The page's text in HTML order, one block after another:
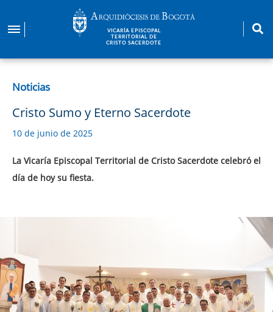
contenido
VICARÍA EPISCOPAL
TERRITORIAL DE
CRISTO SACERDOTE
Noticias
Cristo Sumo y Eterno Sacerdote
10 de junio de 2025
La Vicaría Episcopal Territorial de Cristo Sacerdote celebró el
día de hoy su fiesta.